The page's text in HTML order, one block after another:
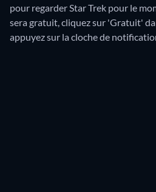
pour regarder Star Trek pour le
sera gratuit, cliquez sur 'Gratuit'
appuyez sur la cloche de